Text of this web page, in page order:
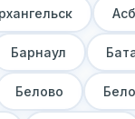
Барнаул
Белово